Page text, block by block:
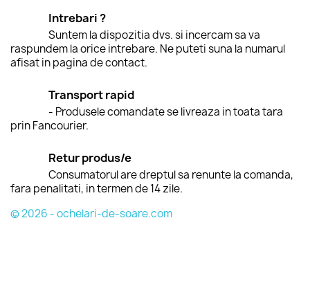
Intrebari ?
Suntem la dispozitia dvs. si incercam sa va
raspundem la orice intrebare. Ne puteti suna la numarul
afisat in pagina de contact.
Transport rapid
- Produsele comandate se livreaza in toata tara
prin Fancourier.
Retur produs/e
Consumatorul are dreptul sa renunte la comanda,
fara penalitati, in termen de 14 zile.
© 2026 - ochelari-de-soare.com